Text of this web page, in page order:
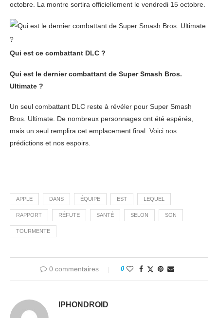
octobre. La montre sortira officiellement le vendredi 15 octobre.
Qui est ce combattant DLC ?
Qui est le dernier combattant de Super Smash Bros.
Ultimate ?
Un seul combattant DLC reste à révéler pour Super Smash
Bros. Ultimate. De nombreux personnages ont été espérés,
mais un seul remplira cet emplacement final. Voici nos
prédictions et nos espoirs.
APPLE DANS ÉQUIPE EST LEQUEL
RAPPORT RÉFUTE SANTÉ SELON SON
TOURMENTE
0 commentaires 0
IPHONDROID